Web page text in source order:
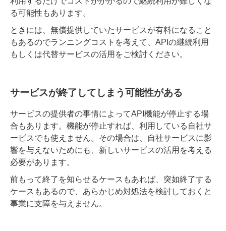
る可能性もあります。
ときには、無償提供していたサービスが有料になること
もあるのでランニングコストを考えて、APIの継続利用
もしくは代替サービスの活用をご検討ください。
サービスが終了してしまう可能性がある
サービスの提供者の事情によってAPI機能が停止する場
合もあります。機能が停止すれば、利用している自社サ
ービスでも使えません。その場合は、自社サービスに影
響を与えないためにも、新しいサービスの活用を考える
必要があります。
前もって終了を知らせるケースもあれば、突如終了する
ケースもあるので、あらかじめ対処法を検討しておくと
事業に支障を与えません。